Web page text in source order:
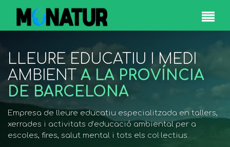
LLEURE EDUCATIU I MEDI
AMBIENT A LA PROVÍNCIA
DE BARCELONA
Empresa de lleure educatiu especialitzada en tallers,
xerrades i activitats d’educació ambiental per a
escoles, fires, salut mental i tots els col·lectius.